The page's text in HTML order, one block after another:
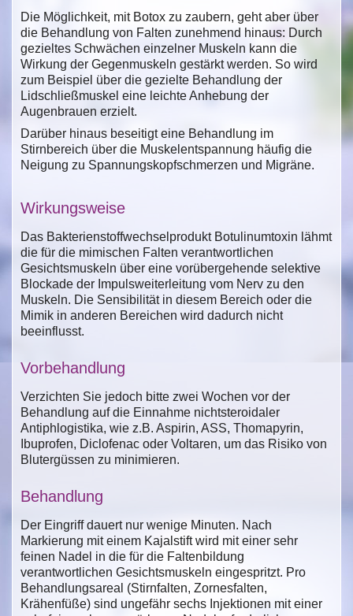
Die Möglichkeit, mit Botox zu zaubern, geht aber über
die Behandlung von Falten zunehmend hinaus: Durch
gezieltes Schwächen einzelner Muskeln kann die
Wirkung der Gegenmuskeln gestärkt werden. So wird
zum Beispiel über die gezielte Behandlung der
Lidschließmuskel eine leichte Anhebung der
Augenbrauen erzielt.
Darüber hinaus beseitigt eine Behandlung im
Stirnbereich über die Muskelentspannung häufig die
Neigung zu Spannungskopfschmerzen und Migräne.
Wirkungsweise
Das Bakterienstoffwechselprodukt Botulinumtoxin lähmt
die für die mimischen Falten verantwortlichen
Gesichtsmuskeln über eine vorübergehende selektive
Blockade der Impulsweiterleitung vom Nerv zu den
Muskeln. Die Sensibilität in diesem Bereich oder die
Mimik in anderen Bereichen wird dadurch nicht
beeinflusst.
Vorbehandlung
Verzichten Sie jedoch bitte zwei Wochen vor der
Behandlung auf die Einnahme nichtsteroidaler
Antiphlogistika, wie z.B. Aspirin, ASS, Thomapyrin,
Ibuprofen, Diclofenac oder Voltaren, um das Risiko von
Blutergüssen zu minimieren.
Behandlung
Der Eingriff dauert nur wenige Minuten. Nach
Markierung mit einem Kajalstift wird mit einer sehr
feinen Nadel in die für die Faltenbildung
verantwortlichen Gesichtsmuskeln eingespritzt. Pro
Behandlungsareal (Stirnfalten, Zornesfalten,
Krähenfüße) sind ungefähr sechs Injektionen mit einer